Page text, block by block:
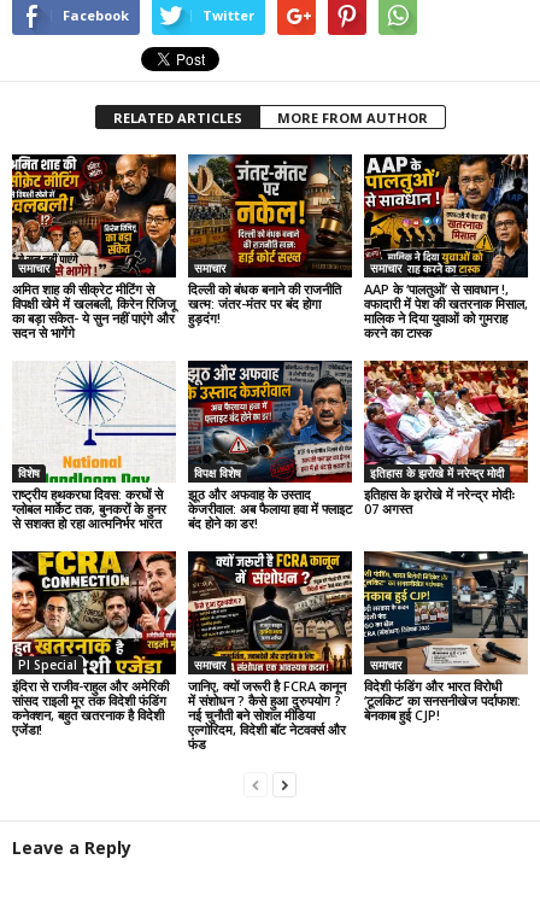
Facebook Twitter
RELATED ARTICLES MORE FROM AUTHOR
समाचार
अमित शाह की सीक्रेट मीटिंग से
विपक्षी खेमे में खलबली, किरेन रिजिजू
का बड़ा संकेत- ये सुन नहीं पाएंगे और
सदन से भागेंगे
समाचार
दिल्ली को बंधक बनाने की राजनीति
खत्म: जंतर-मंतर पर बंद होगा
हुड़दंग!
समाचार
AAP के ‘पालतुओं’ से सावधान !,
वफादारी में पेश की खतरनाक मिसाल,
मालिक ने दिया युवाओं को गुमराह
करने का टास्क
विशेष
राष्ट्रीय हथकरघा दिवस: करघों से
ग्लोबल मार्केट तक, बुनकरों के हुनर
से सशक्त हो रहा आत्मनिर्भर भारत
विपक्ष विशेष
झूठ और अफवाह के उस्ताद
केजरीवाल: अब फैलाया हवा में फ्लाइट
बंद होने का डर!
इतिहास के झरोखे में नरेन्द्र मोदी
इतिहास के झरोखे में नरेन्द्र मोदीः
07 अगस्त
PI Special
इंदिरा से राजीव-राहुल और अमेरिकी
सांसद राइली मूर तक विदेशी फंडिंग
कनेक्शन, बहुत खतरनाक है विदेशी
एजेंडा!
समाचार
जानिए, क्यों जरूरी है FCRA कानून
में संशोधन ? कैसे हुआ दुरुपयोग ?
नई चुनौती बने सोशल मीडिया
एल्गोरिदम, विदेशी बॉट नेटवर्क्स और
फंड
समाचार
विदेशी फंडिंग और भारत विरोधी
‘टूलकिट’ का सनसनीखेज पर्दाफाश:
बेनकाब हुई CJP!
Leave a Reply